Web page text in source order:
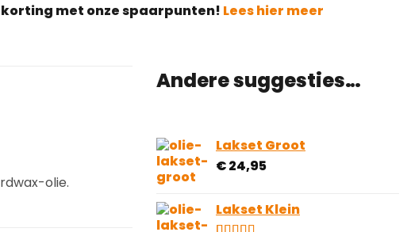
met onze spaarpunten! Lees hier meer
olie.
Andere suggesties…
Lakset Groot
€24,95
Lakset Klein